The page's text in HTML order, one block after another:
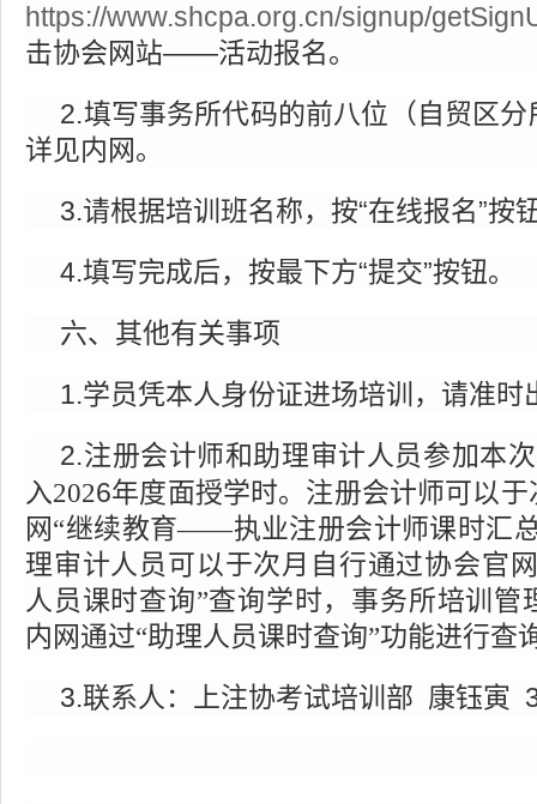
https://www.shcpa.org.cn/signup/
击协会网站——活动报名。
2.填写事务所代码的前八位（自贸区
详见内网。
3.请根据培训班名称，按“在线报名”按
4.填写完成后，按最下方“提交”按钮。
六、其他有关事项
1.学员凭本人身份证进场培训，请准时
2.注册会计师和助理审计人员参加本
入2026年度面授学时。注册会计师可以
网“继续教育——执业注册会计师课时汇
理审计人员可以于次月自行通过协会官
人员课时查询”查询学时，事务所培训管
内网通过“助理人员课时查询”功能进行查
3.联系人：上注协考试培训部 康钰寅